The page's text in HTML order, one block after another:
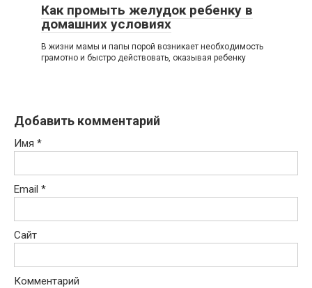
Как промыть желудок ребенку в
домашних условиях
В жизни мамы и папы порой возникает необходимость
грамотно и быстро действовать, оказывая ребенку
Добавить комментарий
Имя *
Email *
Сайт
Комментарий